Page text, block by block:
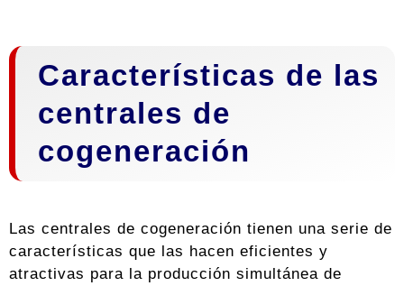
Características de las
centrales de
cogeneración
Las centrales de cogeneración tienen una serie de
características que las hacen eficientes y
atractivas para la producción simultánea de